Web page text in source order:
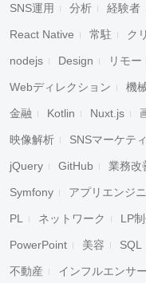
SNS運用 分析 経験者
React Native 常駐 ク
nodejs Design リモー
Webディレクション 機
金融 Kotlin Nuxt.js
映像解析 SNSマーケテ
jQuery GitHub 業務改
Symfony アプリエンジ
PL ネットワーク LP
PowerPoint 美容 SQL
不動産 インフルエンサー